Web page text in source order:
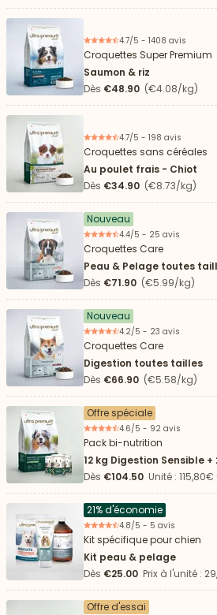
4.7/5 - 1408 avis
Croquettes Super Premium
Saumon & riz
Dès €48.90 (€4.08/kg)
4.7/5 - 198 avis
Croquettes sans céréales
Au poulet frais - Chiot
Dès €34.90 (€8.73/kg)
Nouveau
4.4/5 - 25 avis
Croquettes Care
Peau & Pelage toutes
Dès €71.90 (€5.99/kg)
Nouveau
4.2/5 - 23 avis
Croquettes Care
Digestion toutes tailles
Dès €66.90 (€5.58/kg)
Offre spéciale
4.6/5 - 92 avis
Pack bi-nutrition
12 kg Digestion Sensible
Dès €104.50 Unité :
21% d'économie
4.8/5 - 5 avis
Kit spécifique pour chien
Kit peau & pelage
Dès €25.00 Prix à l'unité :
Offre d'essai